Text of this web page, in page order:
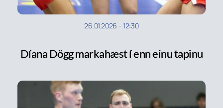
26.01.2026 - 12:30
Díana Dögg markahæst í enn einu tapinu